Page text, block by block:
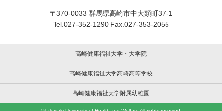
〒370-0033 群馬県高崎市中大類町37-1
Tel.027-352-1290 Fax.027-353-2055
高崎健康福祉大学・大学院
高崎健康福祉大学高崎高等学校
高崎健康福祉大学附属幼稚園